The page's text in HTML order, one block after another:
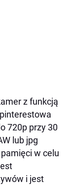
z funkcją
720p przy 30
lub jpg
w celu
i jest